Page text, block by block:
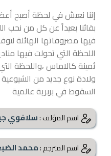
إننا نعيش في لحظة أصبح
بقائنا بعيداً عن كل من نحب
فيها مصروفاتها الهائلة
اللحظة التي تحولت فيها
ثمينة كالاماس ،واللحظة
ولادة نوع جديد من الشيوعية
السقوط في بربرية عالمية
اسم المؤلف :سلافوي
اسم المترجم :محمد